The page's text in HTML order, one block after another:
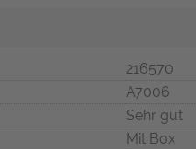
216570
A7006
Sehr gut
Mit Box